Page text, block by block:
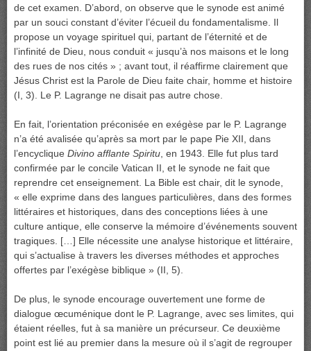
de cet examen. D’abord, on observe que le synode est animé
par un souci constant d’éviter l’écueil du fondamentalisme. Il
propose un voyage spirituel qui, partant de l’éternité et de
l’infinité de Dieu, nous conduit « jusqu’à nos maisons et le long
des rues de nos cités » ; avant tout, il réaffirme clairement que
Jésus Christ est la Parole de Dieu faite chair, homme et histoire
(I, 3). Le P. Lagrange ne disait pas autre chose.
En fait, l’orientation préconisée en exégèse par le P. Lagrange
n’a été avalisée qu’après sa mort par le pape Pie XII, dans
l’encyclique Divino afflante Spiritu , en 1943. Elle fut plus tard
confirmée par le concile Vatican II, et le synode ne fait que
reprendre cet enseignement. La Bible est chair, dit le synode,
« elle exprime dans des langues particulières, dans des formes
littéraires et historiques, dans des conceptions liées à une
culture antique, elle conserve la mémoire d’événements souvent
tragiques. […] Elle nécessite une analyse historique et littéraire,
qui s’actualise à travers les diverses méthodes et approches
offertes par l’exégèse biblique » (II, 5).
De plus, le synode encourage ouvertement une forme de
dialogue œcuménique dont le P. Lagrange, avec ses limites, qui
étaient réelles, fut à sa manière un précurseur. Ce deuxième
point est lié au premier dans la mesure où il s’agit de regrouper